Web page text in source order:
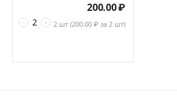
+
−
200.00₽
2 шт (200.00 ₽ за 2 шт)